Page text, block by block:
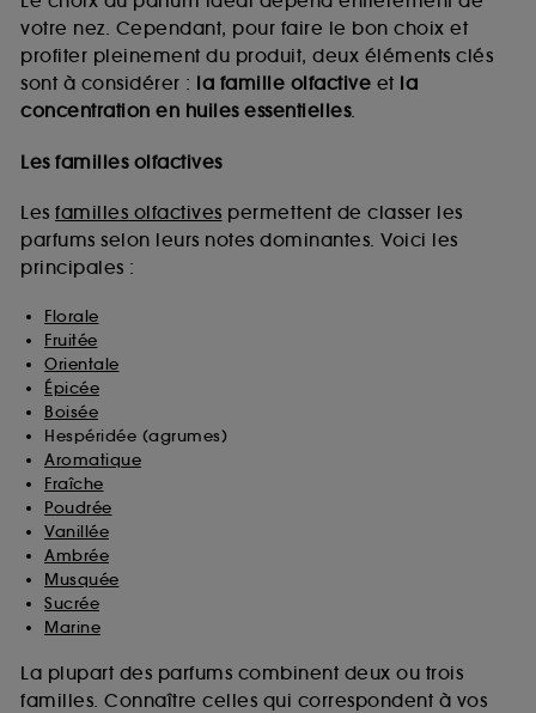
votre nez. Cependant, pour faire le bon choix et
profiter pleinement du produit, deux éléments clés
sont à considérer : la famille olfactive et la
concentration en huiles essentielles.
Les familles olfactives
Les familles olfactives permettent de classer les
parfums selon leurs notes dominantes. Voici les
principales :
Florale
Fruitée
Orientale
Épicée
Boisée
Hespéridée (agrumes)
Aromatique
Fraîche
Poudrée
Vanillée
Ambrée
Musquée
Sucrée
Marine
La plupart des parfums combinent deux ou trois
familles. Connaître celles qui correspondent à vos
pouvez personnaliser vos choix concernant le dépôt
de ces cookies grâce au bouton "personnaliser mes
choix" ci-dessous ou décider de "tout accepter".
Sephora pourra associer les informations de
navigation collectées par ces Cookies, pour les
collectées ou générées lors de votre activité en ligne
sur "continuer sans accepter". Voous pouvez à tout
moment choisir de retirer votrte consentement. Si vous
souhaitez obtenir plus d'information sur les cookies
utilisés, cliquez